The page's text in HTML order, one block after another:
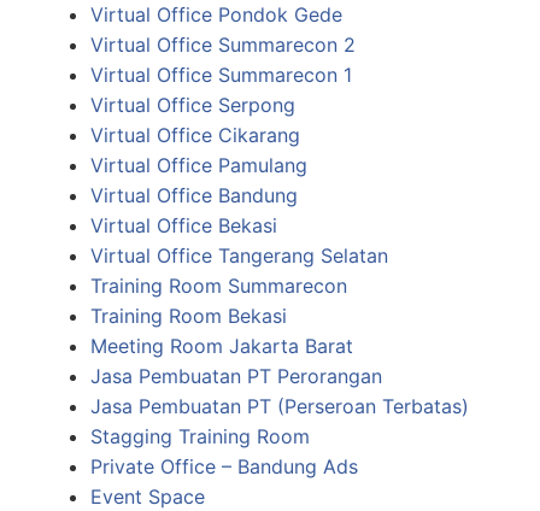
Virtual Office Pondok Gede
Virtual Office Summarecon 2
Virtual Office Summarecon 1
Virtual Office Serpong
Virtual Office Cikarang
Virtual Office Pamulang
Virtual Office Bandung
Virtual Office Bekasi
Virtual Office Tangerang Selatan
Training Room Summarecon
Training Room Bekasi
Meeting Room Jakarta Barat
Jasa Pembuatan PT Perorangan
Jasa Pembuatan PT (Perseroan Terbatas)
Stagging Training Room
Private Office – Bandung Ads
Event Space